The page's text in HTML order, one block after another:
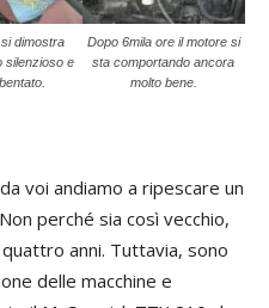
si dimostra
silenzioso e
Dopo 6mila ore il motore si
sta comportando ancora
molto bene.
voi andiamo a ripescare un
perché sia così vecchio,
anni. Tuttavia, sono
delle macchine e